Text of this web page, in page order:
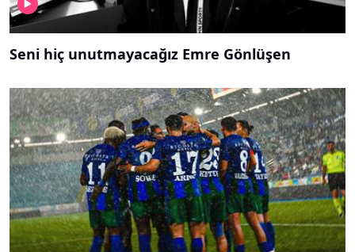
Seni hiç unutmayacağız Emre Gönlüşen